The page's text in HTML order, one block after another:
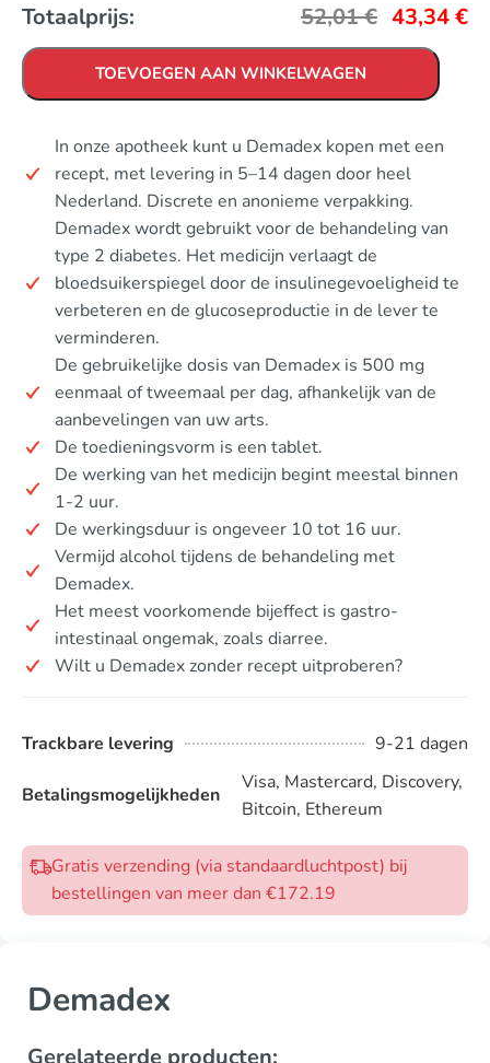
Totaalprijs: 52,01€ 43,34€
TOEVOEGEN AAN WINKELWAGEN
In onze apotheek kunt u Demadex kopen met een
recept, met levering in 5–14 dagen door heel
Nederland. Discrete en anonieme verpakking.
Demadex wordt gebruikt voor de behandeling van
type 2 diabetes. Het medicijn verlaagt de
bloedsuikerspiegel door de insulinegevoeligheid te
verbeteren en de glucoseproductie in de lever te
verminderen.
De gebruikelijke dosis van Demadex is 500 mg
eenmaal of tweemaal per dag, afhankelijk van de
aanbevelingen van uw arts.
De toedieningsvorm is een tablet.
De werking van het medicijn begint meestal binnen
1-2 uur.
De werkingsduur is ongeveer 10 tot 16 uur.
Vermijd alcohol tijdens de behandeling met
Demadex.
Het meest voorkomende bijeffect is gastro-
intestinaal ongemak, zoals diarree.
Wilt u Demadex zonder recept uitproberen?
Trackbare levering 9-21 dagen
Betalingsmogelijkheden
Visa, Mastercard, Discovery,
Bitcoin, Ethereum
Gratis verzending (via standaardluchtpost) bij
bestellingen van meer dan €172.19
Demadex
Gerelateerde producten: